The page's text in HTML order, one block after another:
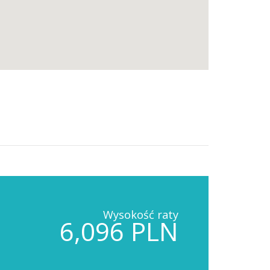
Wysokość raty
6,096 PLN